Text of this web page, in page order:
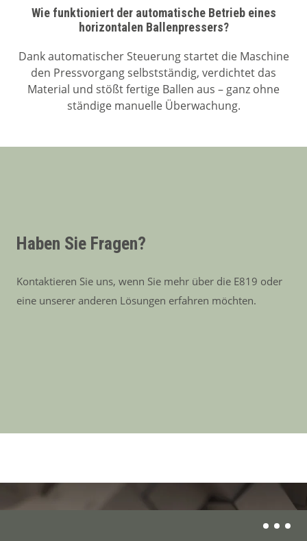
Wie funktioniert der automatische Betrieb eines
horizontalen Ballenpressers?
Dank automatischer Steuerung startet die Maschine
den Pressvorgang selbstständig, verdichtet das
Material und stößt fertige Ballen aus – ganz ohne
ständige manuelle Überwachung.
Haben Sie Fragen?
Kontaktieren Sie uns, wenn Sie mehr über die E819 oder
eine unserer anderen Lösungen erfahren möchten.